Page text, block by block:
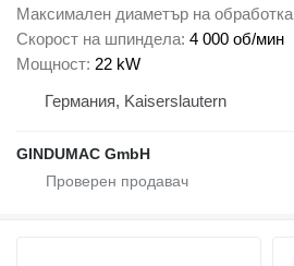
Максимален диаметър на обработка
Скорост на шпиндела 4 000 об/мин
Мощност 22 kW
Германия, Kaiserslautern
GINDUMAC GmbH